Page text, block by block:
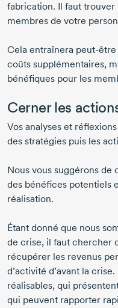
fabrication. Il faut
membres de votre
Cela entraînera peut-être
coûts supplémentaires,
bénéfiques pour les
Cerner les
Vos analyses et
des stratégies puis les
Nous vous suggérons de
des bénéfices potentiels
réalisation.
Étant donné que nous
de crise, il faut chercher
récupérer les revenus
d’activité d’avant la
réalisables, qui
qui peuvent rapporter